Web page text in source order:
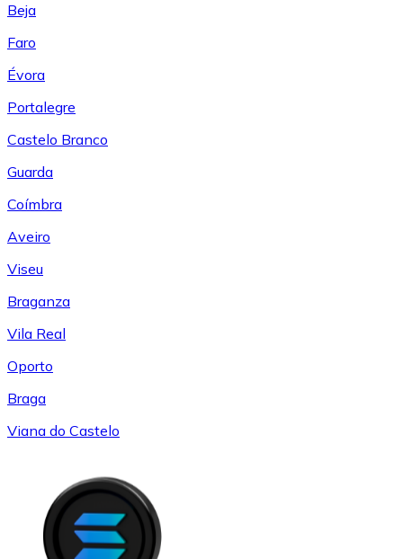
Beja
Faro
Évora
Portalegre
Castelo Branco
Guarda
Coímbra
Aveiro
Viseu
Braganza
Vila Real
Oporto
Braga
Viana do Castelo